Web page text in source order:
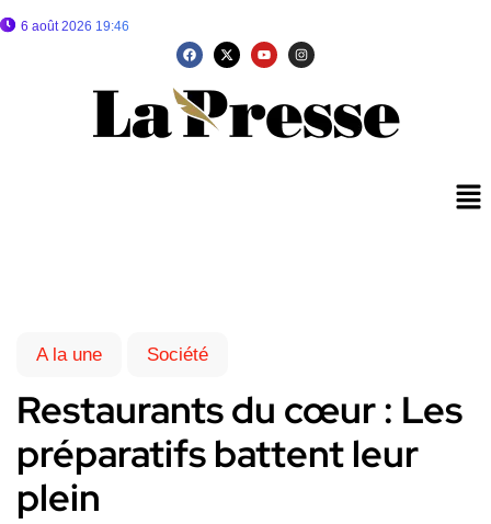
6 août 2026 19:46
A la une Société
Restaurants du cœur : Les
préparatifs battent leur
plein